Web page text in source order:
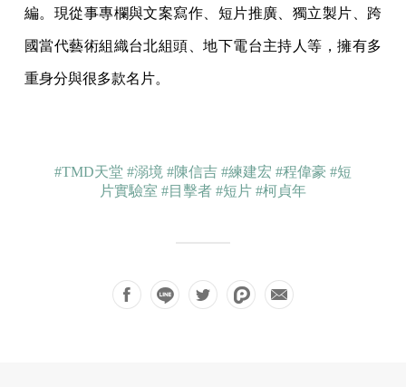
編。現從事專欄與文案寫作、短片推廣、獨立製片、跨
國當代藝術組織台北組頭、地下電台主持人等，擁有多
重身分與很多款名片。
#TMD天堂 #溺境 #陳信吉 #練建宏 #程偉豪 #短
片實驗室 #目擊者 #短片 #柯貞年